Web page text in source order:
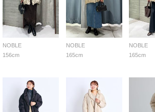
NOBLE
156cm
NOBLE
165cm
NOBLE
165cm